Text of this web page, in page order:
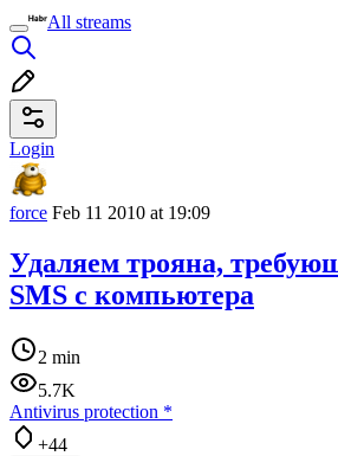
All streams
Login
force Feb 11 2010 at 19:09
Удаляем трояна,
SMS с компьютера
2 min
5.7K
Antivirus protection *
+44